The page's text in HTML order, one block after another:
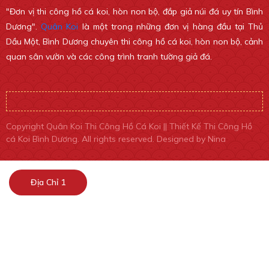
"Đơn vị thi công hồ cá koi, hòn non bộ, đắp giả núi đá uy tín Bình
Dương".Quân Koi là một trong những đơn vị hàng đầu tại Thủ
Dầu Một, Bình Dương chuyên thi công hồ cá koi, hòn non bộ, cảnh
quan sân vườn và các công trình tranh tường giả đá.
Copyright Quân Koi Thi Công Hồ Cá Koi || Thiết Kế Thi Công Hồ
cá Koi Bình Dương. All rights reserved. Designed by Nina
Địa Chỉ 1